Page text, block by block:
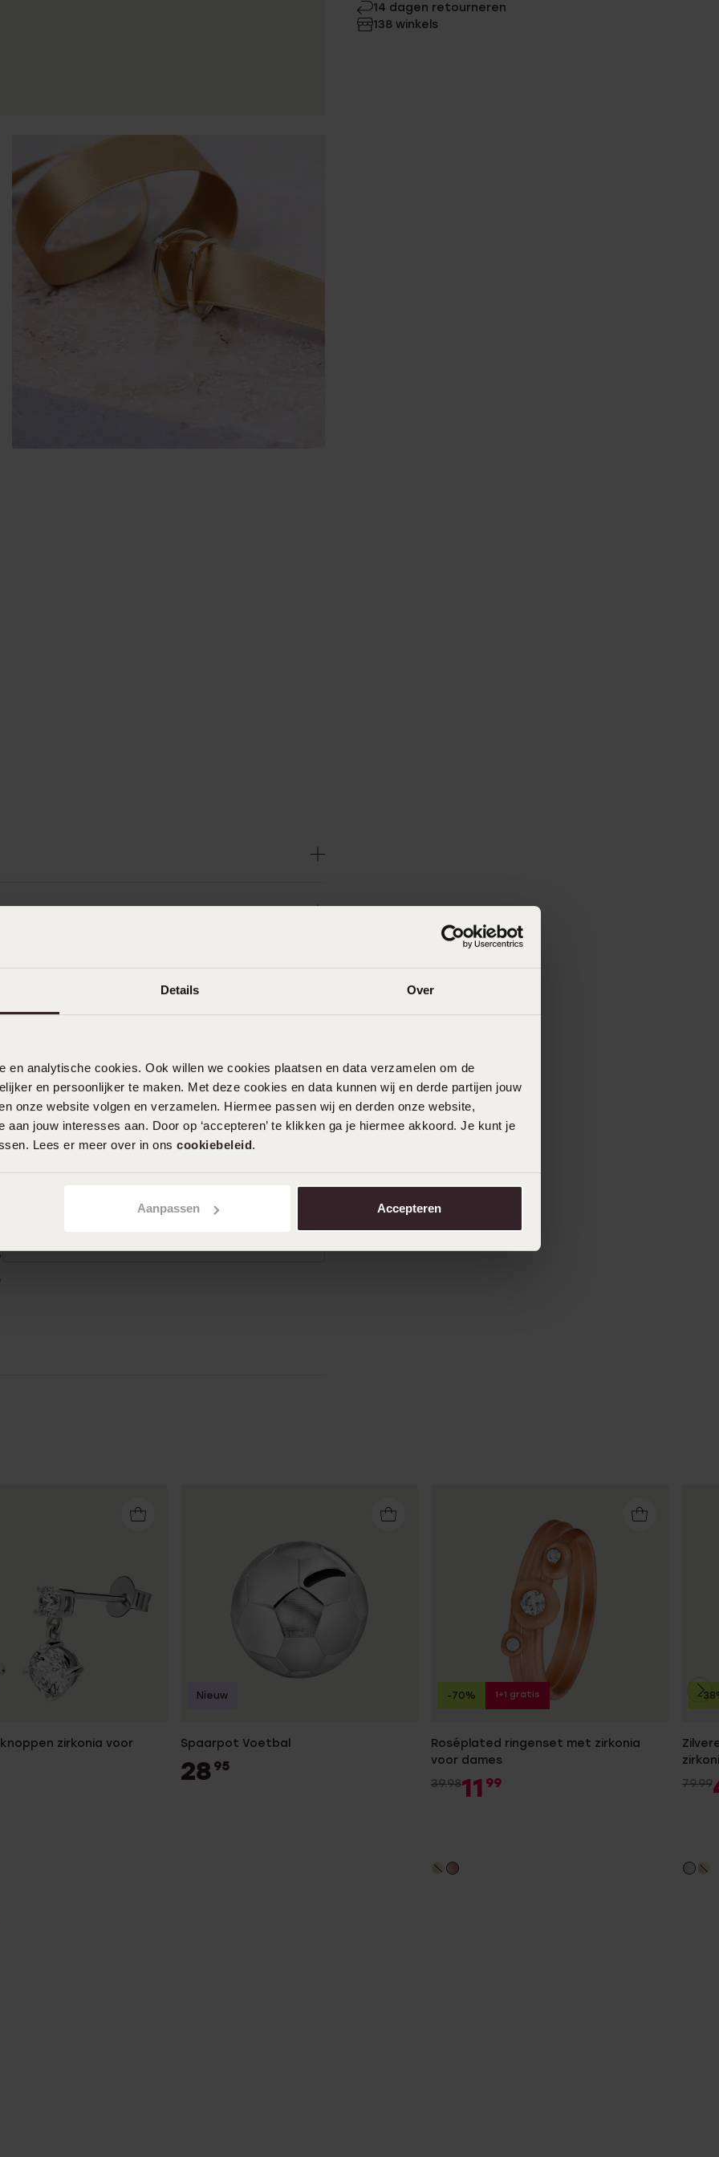
Details Over
en analytische cookies. Ook willen we cookies plaatsen en data verzamelen om de
en persoonlijker te maken. Met deze cookies en data kunnen wij en derde partijen jouw
onze website volgen en verzamelen. Hiermee passen wij en derden onze website,
aan jouw interesses aan. Door op ‘accepteren’ te klikken ga je hiermee akkoord. Je kunt je
Lees er meer over in ons cookiebeleid.
Aanpassen Accepteren
14 dagen retourneren
138 winkels
Filter
Mijn aanstaande vrouw is dolgelukkig
zirkonia voor
Spaarpot Voetbal
28 95
Nieuw
Roséplated ringenset met zirkonia
voor dames
39.9811 99
-70% 1+1 gratis
79.99
-